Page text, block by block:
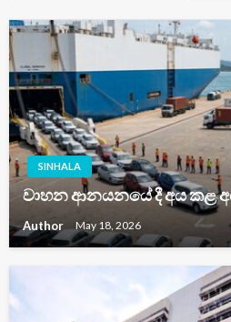
SINHALA
වාහන ආනයනයේ දී අය කළ
Author May 18, 2026